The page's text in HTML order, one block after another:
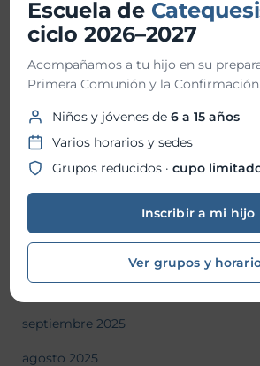
junio 2026
abril 2026
marzo 2026
febrero 2026
septiembre 2025
agosto 2025
Escuela de
ciclo 2026–2027
Acompañamos a tu hijo en su
Primera Comunión y la Confirmación.
Niños y jóvenes de6 a 15 años
Varios horarios y sedes
Grupos reducidos ·cupo
Inscribir a mi hijo
Ver grupos y